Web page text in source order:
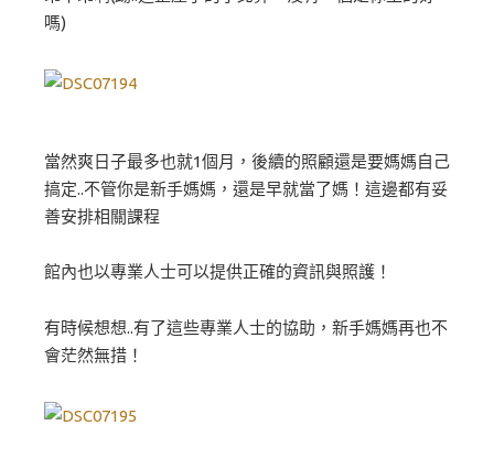
嗎)
當然爽日子最多也就1個月，後續的照顧還是要媽媽自己
搞定..不管你是新手媽媽，還是早就當了媽！這邊都有妥
善安排相關課程
館內也以專業人士可以提供正確的資訊與照護！
有時候想想..有了這些專業人士的協助，新手媽媽再也不
會茫然無措！